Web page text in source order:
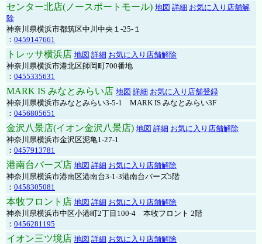
センター北店(ノースポートモール) 地図 詳細 お気に入り店舗解
除
神奈川県横浜市都筑区中川中央１-25-１
： 0459147661
トレッサ横浜店 地図 詳細 お気に入り店舗解除
神奈川県横浜市港北区師岡町700番地
： 0455335631
MARK IS みなとみらい店 地図 詳細 お気に入り店舗登録
神奈川県横浜市みなとみらい3-5-1 MARK IS みなとみらい3F
： 0456805651
金沢八景店(イオン金沢八景店) 地図 詳細 お気に入り店舗解除
神奈川県横浜市金沢区泥亀1-27-1
： 0457913781
港南台バーズ店 地図 詳細 お気に入り店舗解除
神奈川県横浜市港南区港南台3-1-3港南台バーズ5階
： 0458305081
本牧フロント店 地図 詳細 お気に入り店舗解除
神奈川県横浜市中区小港町2丁目100-4 本牧フロント 2階
： 0456281195
イオン三ツ境店 地図 詳細 お気に入り店舗解除